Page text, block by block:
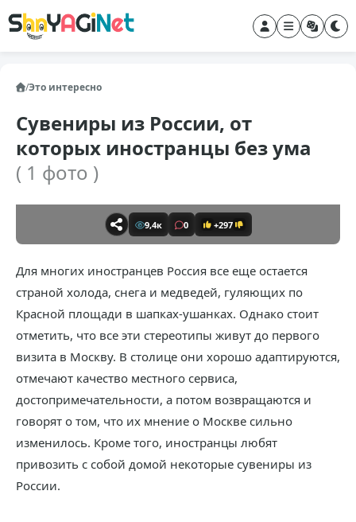
/Это интересно
Сувениры из России, от
которых иностранцы без ума
( 1 фото )
9,4к 0 +297
Для многих иностранцев Россия все еще остается
страной холода, снега и медведей, гуляющих по
Красной площади в шапках-ушанках. Однако стоит
отметить, что все эти стереотипы живут до первого
визита в Москву. В столице они хорошо адаптируются,
отмечают качество местного сервиса,
достопримечательности, а потом возвращаются и
говорят о том, что их мнение о Москве сильно
изменилось. Кроме того, иностранцы любят
привозить с собой домой некоторые сувениры из
России.